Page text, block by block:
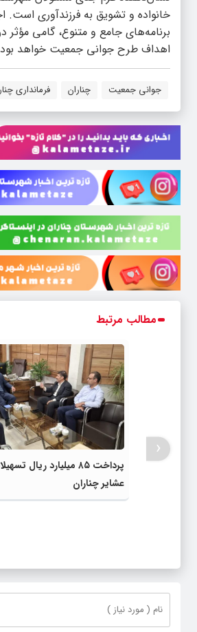
خانواده و تشویق به فرزندآوری است.
برنامه‌های جامع و متنوع، گامی مؤثر
اهداف طرح جوانی جمعیت خواهد
جوانی جمعیت چناران فرمانداری
مطالب مرتبط
پرداخت ۸۵ میلیارد ریال
عشایر چناران
‹